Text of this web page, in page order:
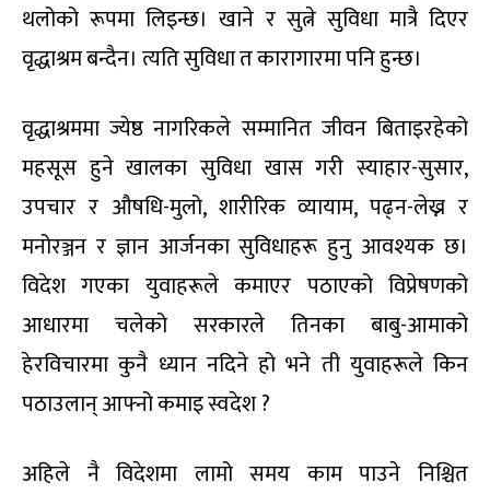
थलोको रूपमा लिइन्छ। खाने र सुत्ने सुविधा मात्रै दिएर
वृद्धाश्रम बन्दैन। त्यति सुविधा त कारागारमा पनि हुन्छ।
वृद्धाश्रममा ज्येष्ठ नागरिकले सम्मानित जीवन बिताइरहेको
महसूस हुने खालका सुविधा खास गरी स्याहार-सुसार,
उपचार र औषधि-मुलो, शारीरिक व्यायाम, पढ्न-लेख्न र
मनोरञ्जन र ज्ञान आर्जनका सुविधाहरू हुनु आवश्यक छ।
विदेश गएका युवाहरूले कमाएर पठाएको विप्रेषणको
आधारमा चलेको सरकारले तिनका बाबु-आमाको
हेरविचारमा कुनै ध्यान नदिने हो भने ती युवाहरूले किन
पठाउलान् आफ्नो कमाइ स्वदेश ?
अहिले नै विदेशमा लामो समय काम पाउने निश्चित